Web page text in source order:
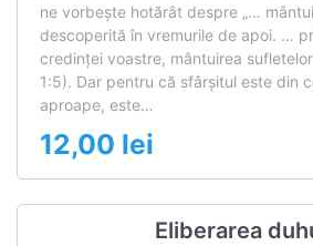
ne vorbeşte hotărât despre „…
descoperită în vremurile de apoi. …
credinţei voastre, mântuirea
1:5). Dar pentru că sfârşitul este din
aproape, este…
12,00 lei
Eliberarea